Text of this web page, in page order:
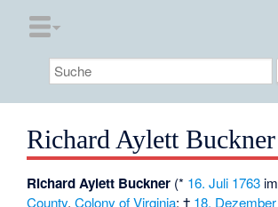
Richard Aylett Buckner
Richard Aylett Buckner (* 16. Juli 1763 im
County,Colony of Virginia; † 18. Dezember